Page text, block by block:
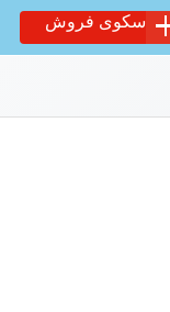
سکوی فروش